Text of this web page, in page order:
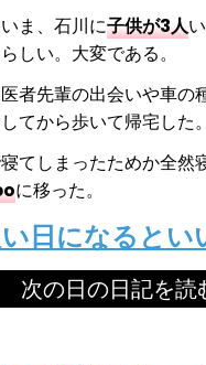
ま、石川に子供が3人
しい。大変である。
者先輩の出会いや車の
てから歩いて帰宅した。
てしまったためか全然
に移った。
日になるとい
次の日の日記を読